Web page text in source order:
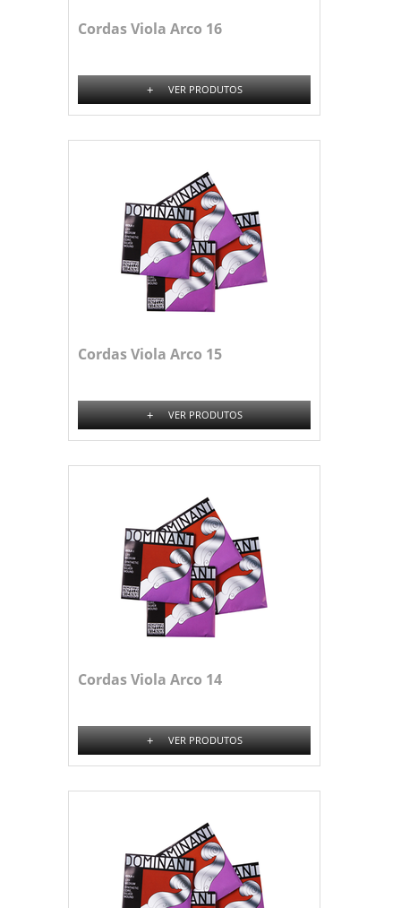
Cordas Viola Arco 16
+ VER PRODUTOS
Cordas Viola Arco 15
+ VER PRODUTOS
Cordas Viola Arco 14
+ VER PRODUTOS